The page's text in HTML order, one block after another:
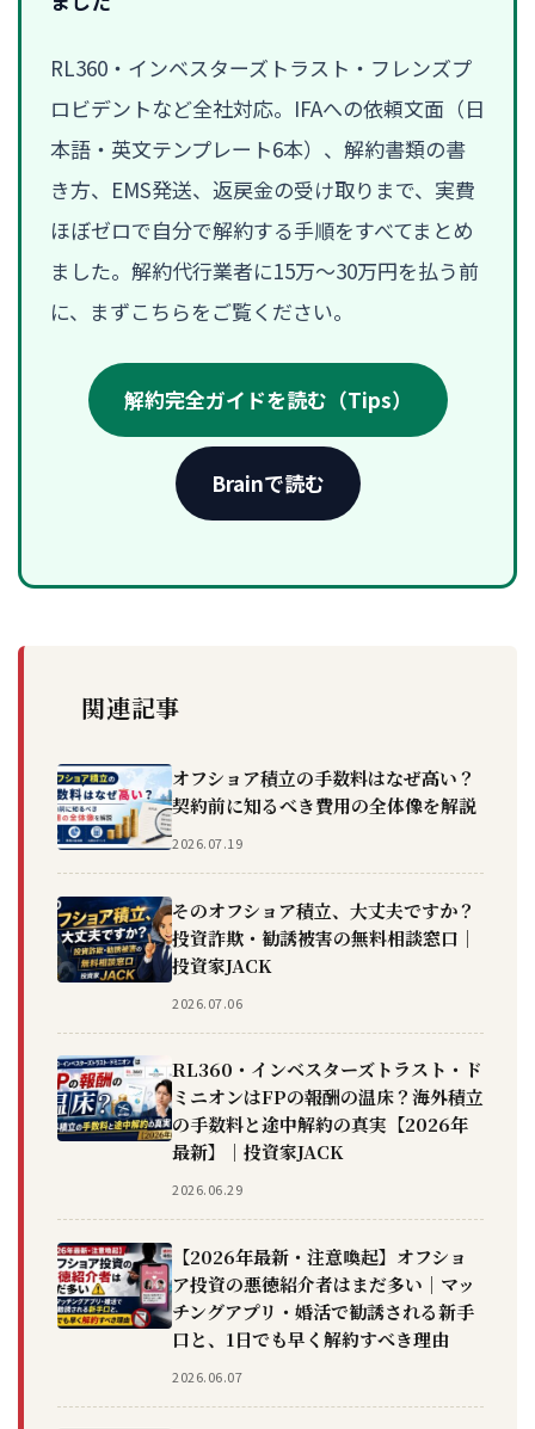
RL360・インベスターズトラスト・フレンズプ
ロビデントなど全社対応。IFAへの依頼文面（日
本語・英文テンプレート6本）、解約書類の書
き方、EMS発送、返戻金の受け取りまで、実費
ほぼゼロで自分で解約する手順をすべてまとめ
ました。解約代行業者に15万〜30万円を払う前
に、まずこちらをご覧ください。
解約完全ガイドを読む（Tips）
Brainで読む
関連記事
オフショア積立の手数料はなぜ高い？
契約前に知るべき費用の全体像を解説
2026.07.19
そのオフショア積立、大丈夫ですか？
投資詐欺・勧誘被害の無料相談窓口｜
投資家JACK
2026.07.06
RL360・インベスターズトラスト・ド
ミニオンはFPの報酬の温床？海外積立
の手数料と途中解約の真実【2026年
最新】｜投資家JACK
2026.06.29
【2026年最新・注意喚起】オフショ
ア投資の悪徳紹介者はまだ多い｜マッ
チングアプリ・婚活で勧誘される新手
口と、1日でも早く解約すべき理由
2026.06.07